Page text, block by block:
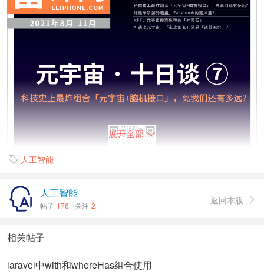
展开全部 
 人工智能
人工智能
帖子 176 关注 2 返回本版 
相关帖子
laravel中with和whereHas组合使用